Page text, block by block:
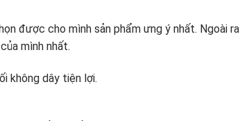
được cho mình sản phẩm ưng ý nhất. Ngoài ra
mình nhất.
không dây tiện lợi.